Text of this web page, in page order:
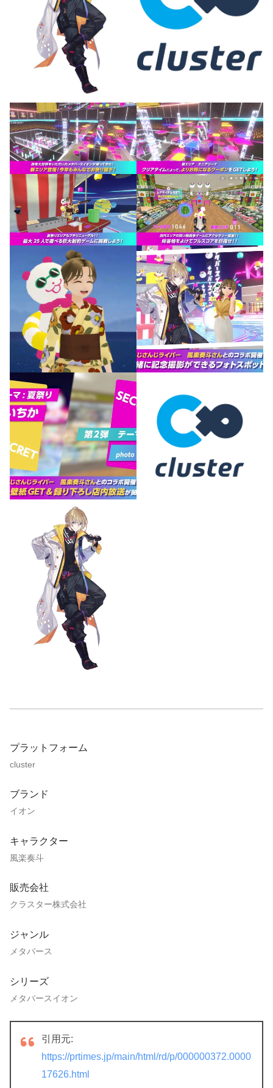
プラットフォーム
cluster
ブランド
イオン
キャラクター
風楽奏斗
販売会社
クラスター株式会社
ジャンル
メタバース
シリーズ
メタバースイオン
引用元:
https://prtimes.jp/main/html/rd/p/000000372.0000
17626.html